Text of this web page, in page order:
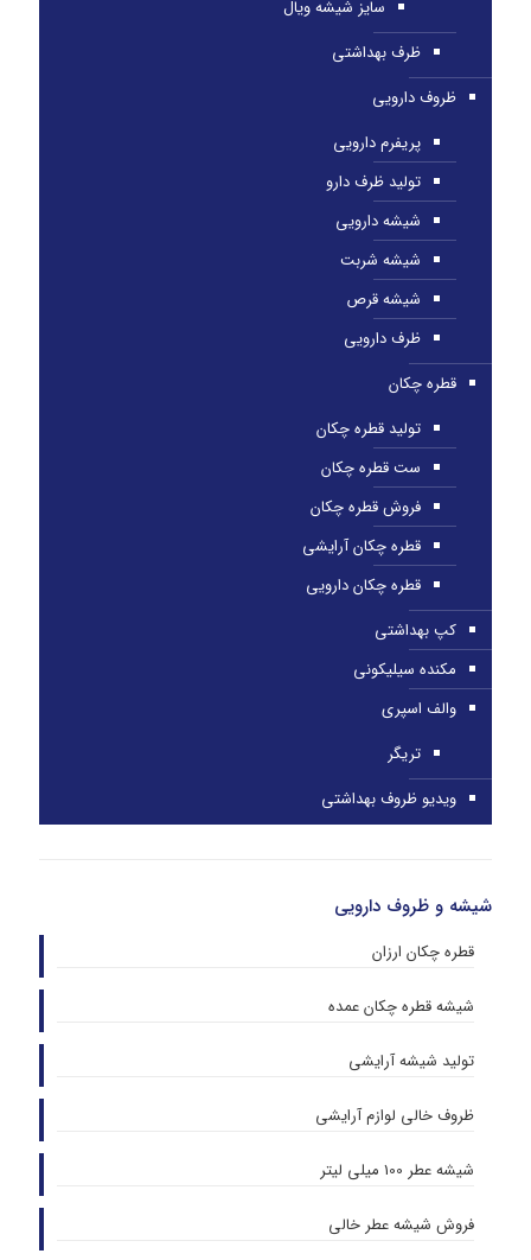
سایز شیشه ویال
ظرف بهداشتی
ظروف دارویی
پریفرم دارویی
تولید ظرف دارو
شیشه دارویی
شیشه شربت
شیشه قرص
ظرف دارویی
قطره چکان
تولید قطره چکان
ست قطره چکان
فروش قطره چکان
قطره چکان آرایشی
قطره چکان دارویی
کپ بهداشتی
مکنده سیلیکونی
والف اسپری
تریگر
ویدیو ظروف بهداشتی
شیشه و ظروف دارویی
قطره چکان ارزان
شیشه قطره چکان عمده
تولید شیشه آرایشی
ظروف خالی لوازم آرایشی
شیشه عطر 100 میلی لیتر
فروش شیشه عطر خالی